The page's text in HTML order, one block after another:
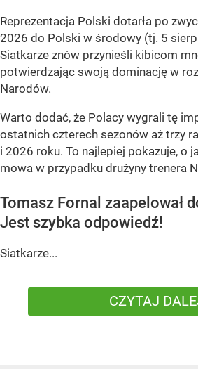
Reprezentacja Polski dotarła po
2026 do Polski w środowy (tj. 5
Siatkarze znów przynieśli kibicom
potwierdzając swoją dominację w
Narodów.
Warto dodać, że Polacy wygrali tę
ostatnich czterech sezonów aż trzy
i 2026 roku. To najlepiej pokazuje, o
mowa w przypadku drużyny trenera
Tomasz Fornal zaapelował
Jest szybka odpowiedź!
Siatkarze...
CZYTAJ